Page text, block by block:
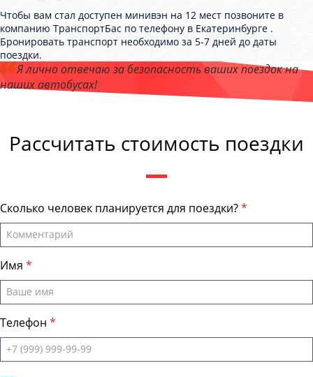
Чтобы вам стал доступен минивэн на 12 мест позвоните в
компанию ТранспортБас по телефону в Екатеринбурге .
Бронировать транспорт необходимо за 5-7 дней до даты
поездки.
Я лично отвечаю за безопасность ваших поездок на
наших автобусах!
Рассчитать стоимость поездки
Сколько человек планируется для поездки?
Имя
Телефон